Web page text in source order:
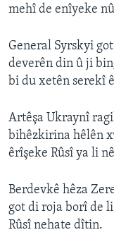
mehî de enîyeke
General Syrskyi
deverên din û ji
bi du xetên serekî
Artêşa Ukraynî
bihêzkirina hêlên
êrîşeke Rûsî ya li
Berdevkê hêza
got di roja borî de
Rûsî nehate dîtin.